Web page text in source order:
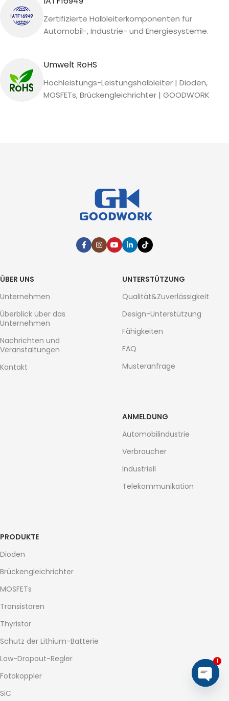
Zertifizierte Halbleiterkomponenten für
Automobil-, Industrie- und Energiesysteme.
Umwelt RoHS
Hochleistungs-Leistungshalbleiter | Dioden,
MOSFETs, Brückengleichrichter | GOODWORK
ÜBER UNS
Unternehmen
Überblick über das
Unternehmen
Nachrichten und
Veranstaltungen
Kontakt
UNTERSTÜTZUNG
Qualität&Zuverlässigkeit
Design-Unterstützung
Fähigkeiten
FAQ
Musteranfrage
ANMELDUNG
Automobilindustrie
Verbraucher
Industriell
Telekommunikation
PRODUKTE
Dioden
Brückengleichrichter
MOSFETs
Transistoren
Thyristor
Schutz der Lithium-Batterie
Low-Dropout-Regler
Fotokoppler
SiC
1